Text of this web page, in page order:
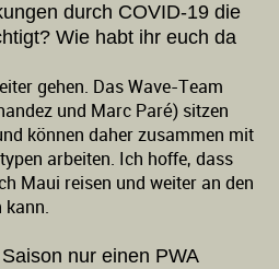
durch COVID-19 die
Wie habt ihr euch da
gehen. Das Wave-Team
und Marc Paré) sitzen
können daher zusammen mit
arbeiten. Ich hoffe, dass
Maui reisen und weiter an den
kann.
nur einen PWA